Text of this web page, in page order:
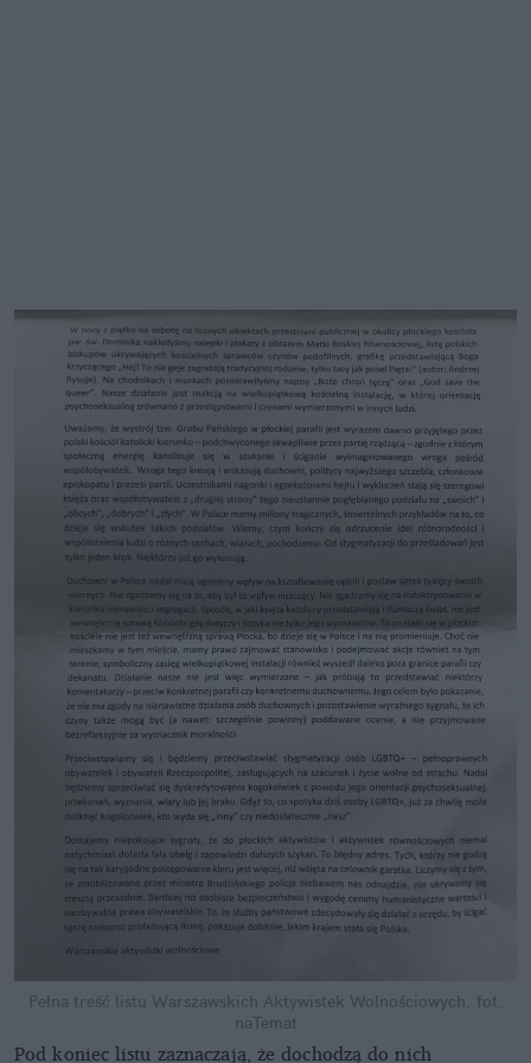
Pełna treść listu Warszawskich Aktywistek Wolnościowych. fot.
naTemat
Pod koniec listu zaznaczają, że dochodzą do nich